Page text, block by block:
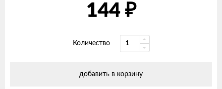
144 ₽
Количество
добавить в корзину